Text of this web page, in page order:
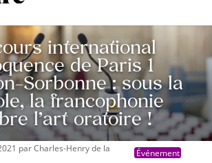
international
de Paris 1
Sorbonne : sous la
la francophonie
l’art oratoire !
parCharles-Henry de la Événement